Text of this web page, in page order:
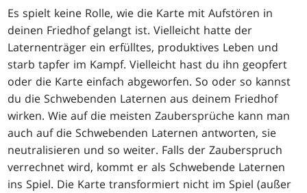
Es spielt keine Rolle, wie die Karte mit Aufstören in
deinen Friedhof gelangt ist. Vielleicht hatte der
Laternenträger ein erfülltes, produktives Leben und
starb tapfer im Kampf. Vielleicht hast du ihn geopfert
oder die Karte einfach abgeworfen. So oder so kannst
du die Schwebenden Laternen aus deinem Friedhof
wirken. Wie auf die meisten Zaubersprüche kann man
auch auf die Schwebenden Laternen antworten, sie
neutralisieren und so weiter. Falls der Zauberspruch
verrechnet wird, kommt er als Schwebende Laternen
ins Spiel. Die Karte transformiert nicht im Spiel (außer